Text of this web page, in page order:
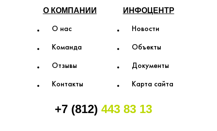
О КОМПАНИИ
О нас
Команда
Отзывы
Контакты
ИНФОЦЕНТР
Новости
Объекты
Документы
Карта сайта
+7 (812) 443 83 13